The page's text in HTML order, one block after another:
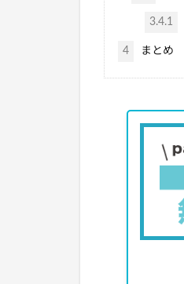
3.4.1
4 まとめ